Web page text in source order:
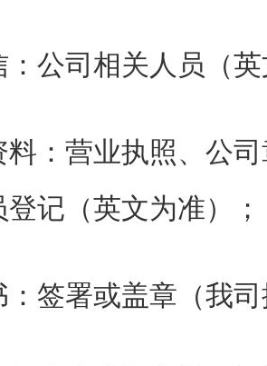
：公司相关人员（
料：营业执照、公
记（英文为准）；
：签署或盖章（我